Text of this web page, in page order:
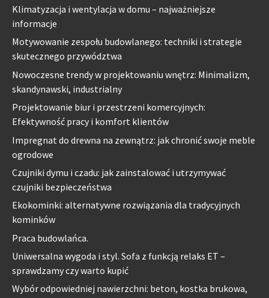
Klimatyzacja i wentylacja w domu – najważniejsze
informacje
Motywowanie zespołu budowlanego: techniki i strategie
skutecznego przywództwa
Nowoczesne trendy w projektowaniu wnętrz: Minimalizm,
skandynawski, industrialny
Projektowanie biur i przestrzeni komercyjnych:
Efektywność pracy i komfort klientów
Impregnat do drewna na zewnątrz: jak chronić swoje meble
ogrodowe
Czujniki dymu i czadu: jak zainstalować i utrzymywać
czujniki bezpieczeństwa
Ekokominki: alternatywne rozwiązania dla tradycyjnych
kominków
Praca budowlańca.
Uniwersalna wygoda i styl. Sofa z funkcją relaks ET –
sprawdzamy czy warto kupić
Wybór odpowiedniej nawierzchni: beton, kostka brukowa,